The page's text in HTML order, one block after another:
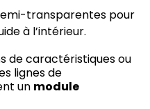
transparentes pour
à l’intérieur.
de caractéristiques ou
lignes de
un module